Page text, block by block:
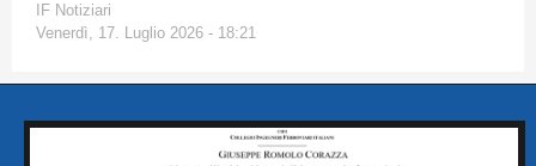
IF Notiziari
Venerdì, 17. Luglio 2026 - 18:21